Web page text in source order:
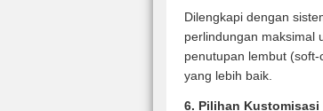
Dilengkapi dengan
perlindungan maksimal
penutupan lembut
yang lebih baik.
6. Pilihan Kustomisasi